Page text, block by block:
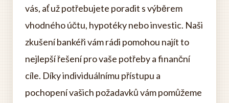
vás, ať už potřebujete poradit s výběrem
vhodného účtu, hypotéky nebo investic. Naši
zkušení bankéři vám rádi pomohou najít to
nejlepší řešení pro vaše potřeby a finanční
cíle. Díky individuálnímu přístupu a
pochopení vašich požadavků vám pomůžeme